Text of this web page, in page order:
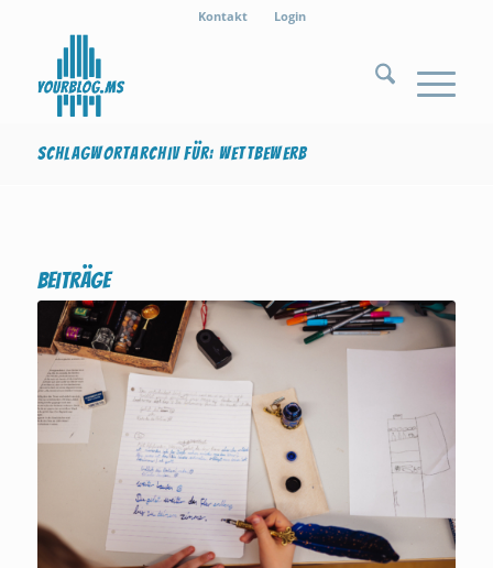
Kontakt Login
Schlagwortarchiv für: Wettbewerb
Beiträge